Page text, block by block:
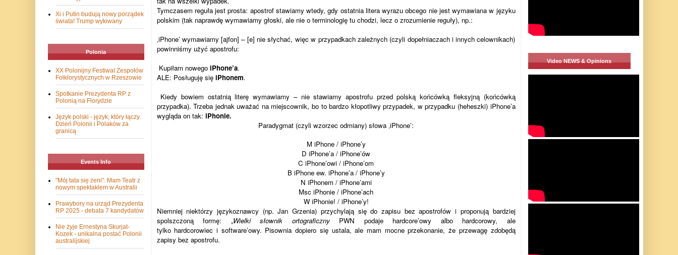
Tymczasem reguła jest prosta: apostrof stawiamy wtedy, gdy ostatnia litera wyrazu obcego nie jest wymawiana w języku
polskim (tak naprawdę wymawiamy głoski, ale nie o terminologię tu chodzi, lecz o zrozumienie reguły), np.:
‚iPhone’ wymawiamy [ajfon] – [e] nie słychać, więc w przypadkach zależnych (czyli dopełniaczach i innych celownikach)
powinniśmy użyć apostrofu:
Kupiłam nowegoiPhone’a.
ALE: Posługuję się iPhonem.
Kiedy bowiem ostatnią literę wymawiamy – nie stawiamy apostrofu przed polską końcówką fleksyjną (końcówką
przypadka). Trzeba jednak uważać na miejscownik, bo to bardzo kłopotliwy przypadek, w przypadku (heheszki) iPhone’a
wygląda on tak: iPhonie.
Paradygmat (czyli wzorzec odmiany) słowa ‚iPhone’:
M iPhone / iPhone’y
D iPhone’a / iPhone’ów
C iPhone’owi / iPhone’om
B iPhone ew. iPhone’a / iPhone’y
N iPhonem / iPhone’ami
Msc iPhonie / iPhone’ach
W iPhonie! / iPhone’y!
Niemniej niektórzy językoznawcy (np. Jan Grzenia) przychylają się do zapisu bez apostrofów i proponują bardziej
spolszczoną formę: „Wielki słownik ortograficznyPWN podaje hardcore’owy albo hardcorowy, ale
tylko hardcorowiec i software’owy. Pisownia dopiero się ustala, ale mam mocne przekonanie, że przewagę zdobędą
zapisy bez apostrofu.
Xi i Putin budują nowy porządek
świata! Trump wykiwany
Polonia
XX Polonijny Festiwal Zespołów
Folklorystycznych w Rzeszowie
Spotkanie Prezydenta RP z
Polonią na Florydzie
Język polski - język, który łączy.
Dzień Polonii i Polaków za
granicą
Events Info
"Mój tata się żeni". Mam Teatr z
nowym spektaklem w Australii
Prawybory na urząd Prezydenta
RP 2025 - debata 7 kandydatów
Nie żyje Ernestyna Skurjat-
Kozek - unikalna postać Polonii
australijskiej
Video NEWS & Opinions